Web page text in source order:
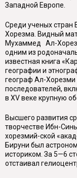
Западной Европе.
Среди ученых стран
Хорезма. Видный
Мухаммед Ал-
одним из
известная книга
географии и
географ Ал-
последователей,
в XV веке крупную
Высшего развития
творчестве Ибн-
хорезмий-ской
Бируни был
историком. За 5—6
отстаивал